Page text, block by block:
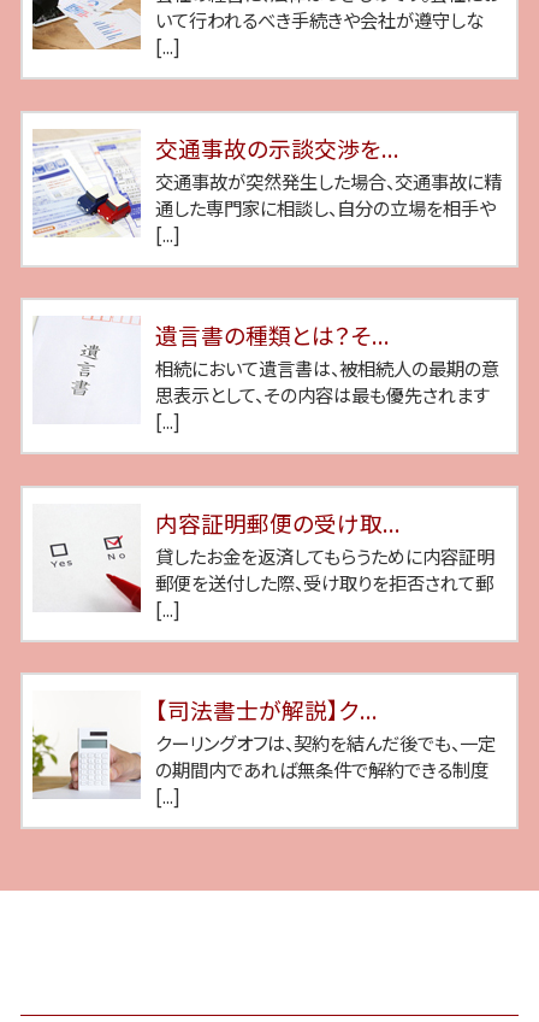
いて行われるべき手続きや会社が遵守しな
[...]
交通事故の示談交渉を...
交通事故が突然発生した場合、交通事故に精
通した専門家に相談し、自分の立場を相手や
[...]
遺言書の種類とは？そ...
相続において遺言書は、被相続人の最期の意
思表示として、その内容は最も優先されます
[...]
内容証明郵便の受け取...
貸したお金を返済してもらうために内容証明
郵便を送付した際、受け取りを拒否されて郵
[...]
【司法書士が解説】ク...
クーリングオフは、契約を結んだ後でも、一定
の期間内であれば無条件で解約できる制度
[...]